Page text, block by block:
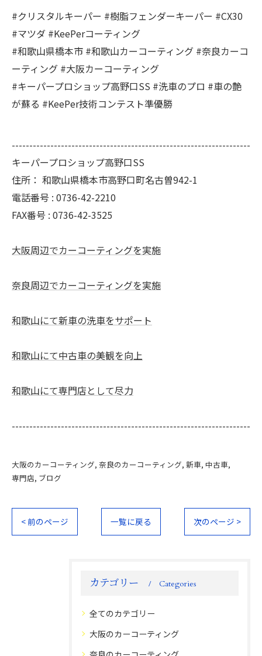
#クリスタルキーパー #樹脂フェンダーキーパー #CX30
#マツダ #KeePerコーティング
#和歌山県橋本市 #和歌山カーコーティング #奈良カーコ
ーティング #大阪カーコーティング
#キーパープロショップ高野口SS #洗車のプロ #車の艶
が蘇る #KeePer技術コンテスト準優勝
--------------------------------------------------------------------
キーパープロショップ高野口SS
住所： 和歌山県橋本市高野口町名古曽942-1
電話番号 : 0736-42-2210
FAX番号 : 0736-42-3525
大阪周辺でカーコーティングを実施
奈良周辺でカーコーティングを実施
和歌山にて新車の洗車をサポート
和歌山にて中古車の美観を向上
和歌山にて専門店として尽力
--------------------------------------------------------------------
大阪のカーコーティング 奈良のカーコーティング 新車 中古車
専門店 ブログ
< 前のページ 一覧に戻る 次のページ >
カテゴリー Categories
全てのカテゴリー
大阪のカーコーティング